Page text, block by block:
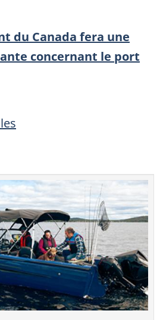
du Canada fera une
concernant le port